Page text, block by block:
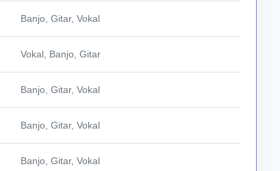
Banjo, Gitar, Vokal
Vokal, Banjo, Gitar
Banjo, Gitar, Vokal
Banjo, Gitar, Vokal
Banjo, Gitar, Vokal